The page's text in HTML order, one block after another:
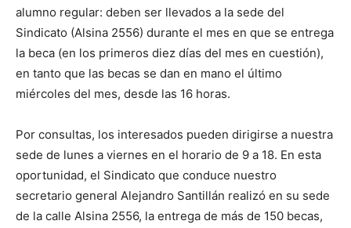
alumno regular: deben ser llevados a la sede del
Sindicato (Alsina 2556) durante el mes en que se entrega
la beca (en los primeros diez días del mes en cuestión),
en tanto que las becas se dan en mano el último
miércoles del mes, desde las 16 horas.
Por consultas, los interesados pueden dirigirse a nuestra
sede de lunes a viernes en el horario de 9 a 18. En esta
oportunidad, el Sindicato que conduce nuestro
secretario general Alejandro Santillán realizó en su sede
de la calle Alsina 2556, la entrega de más de 150 becas,